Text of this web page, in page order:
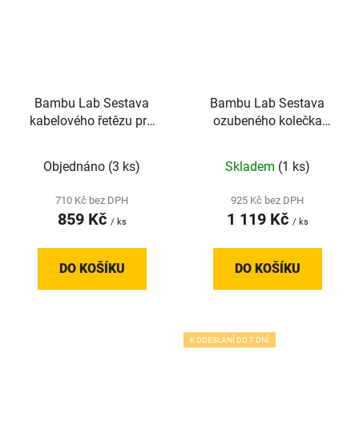
Bambu Lab Sestava
kabelového řetězu pro
Objednáno (3 ks)
710 Kč bez DPH
859 Kč / ks
DO KOŠÍKU
Bambu Lab Sestava
ozubeného kolečka
Skladem (1 ks)
925 Kč bez DPH
1 119 Kč / ks
DO KOŠÍKU
K ODESLÁNÍ DO 7 DNÍ